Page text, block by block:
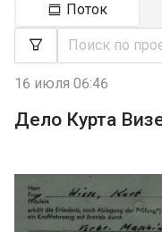
Поток
16 июля 06:46
Дело Курта